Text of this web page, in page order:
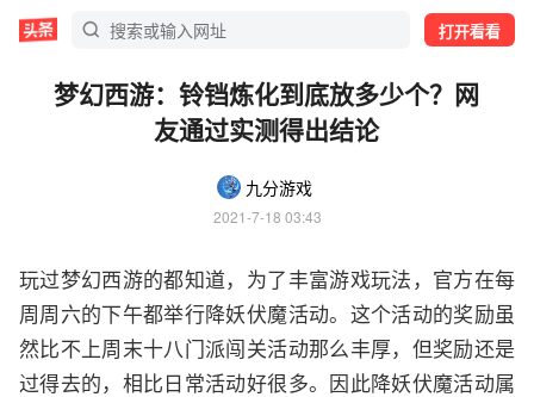
打开看看
梦幻西游：铃铛炼化到底放多少个？网
友通过实测得出结论
九分游戏
2021-7-18 03:43
玩过梦幻西游的都知道，为了丰富游戏玩法，官方在每
周周六的下午都举行降妖伏魔活动。这个活动的奖励虽
然比不上周末十八门派闯关活动那么丰厚，但奖励还是
过得去的，相比日常活动好很多。因此降妖伏魔活动属